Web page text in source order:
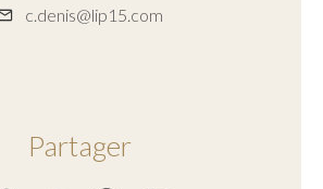
c.denis@lip15.com
Partager